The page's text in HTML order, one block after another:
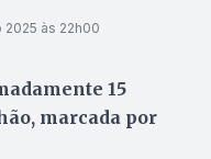
às 22h00
15
marcada por